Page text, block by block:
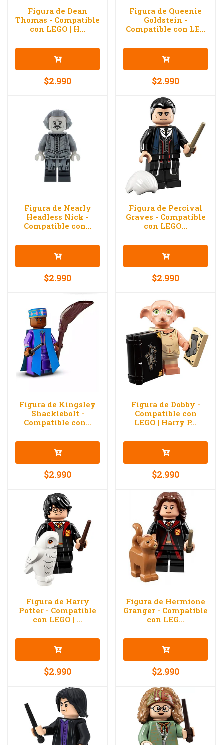
Figura de Dean
Thomas - Compatible
con LEGO | H...
$2.990
Figura de Queenie
Goldstein -
Compatible con LE...
$2.990
Figura de Nearly
Headless Nick -
Compatible con...
$2.990
Figura de Percival
Graves - Compatible
con LEGO...
$2.990
Figura de Kingsley
Shacklebolt -
Compatible con...
$2.990
Figura de Dobby -
Compatible con
LEGO | Harry P...
$2.990
Figura de Harry
Potter - Compatible
con LEGO | ...
$2.990
Figura de Hermione
Granger - Compatible
con LEG...
$2.990